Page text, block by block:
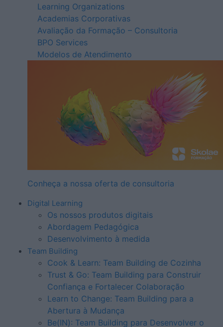
Learning Organizations
Academias Corporativas
Avaliação da Formação – Consultoria
BPO Services
Modelos de Atendimento
Conheça a nossa oferta de consultoria
Digital Learning
Os nossos produtos digitais
Abordagem Pedagógica
Desenvolvimento à medida
Team Building
Cook & Learn: Team Building de Cozinha
Trust & Go: Team Building para Construir
Confiança e Fortalecer Colaboração
Learn to Change: Team Building para a
Abertura à Mudança
Be(IN): Team Building para Desenvolver o